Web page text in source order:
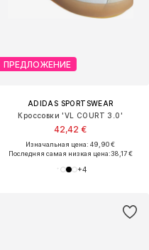
ПРЕДЛОЖЕНИЕ
ADIDAS SPORTSWEAR
Кроссовки 'VL COURT 3.0'
42,42 €
Изначальная цена: 49,90 €
Последняя самая низкая цена:38,17 €
+4